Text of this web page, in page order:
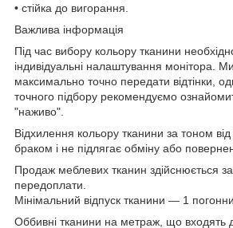
• стійка до вигорання.
Важлива інформація
Під час вибору кольору тканини
індивідуальні налаштування монітора.
максимально точно передати відтінки,
точного підбору рекомендуємо
"наживо".
Відхилення кольору тканини за тоном від
браком і не підлягає обміну або
Продаж меблевих тканин здійснюється
передоплати.
Мінімальний відпуск тканини — 1
Оббивні тканини на метраж, що входять